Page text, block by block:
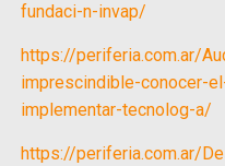
fundaci-n-invap/
https://periferia.com.ar/
imprescindible-conocer-
implementar-tecnolog-a/
https://periferia.com.ar/